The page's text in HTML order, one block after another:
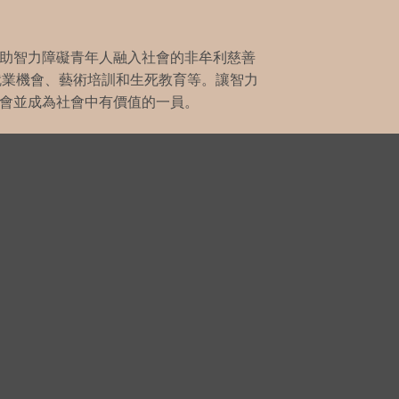
智力障礙青年人融入社會的非牟利慈善
機會、藝術培訓和生死教育等。讓智力
並成為社會中有價值的一員。